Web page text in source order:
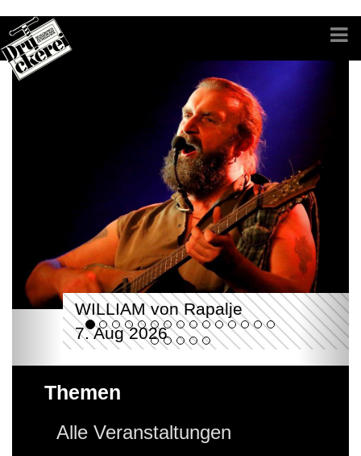
WILLIAM von Rapalje
7. Aug 2026
Themen
Alle Veranstaltungen